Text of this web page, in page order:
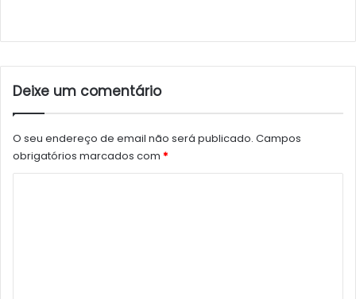
Deixe um comentário
O seu endereço de email não será publicado. Campos
obrigatórios marcados com *